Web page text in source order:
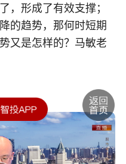
，形成了有效支撑；
的趋势，那何时短期
又是怎样的？马敏老